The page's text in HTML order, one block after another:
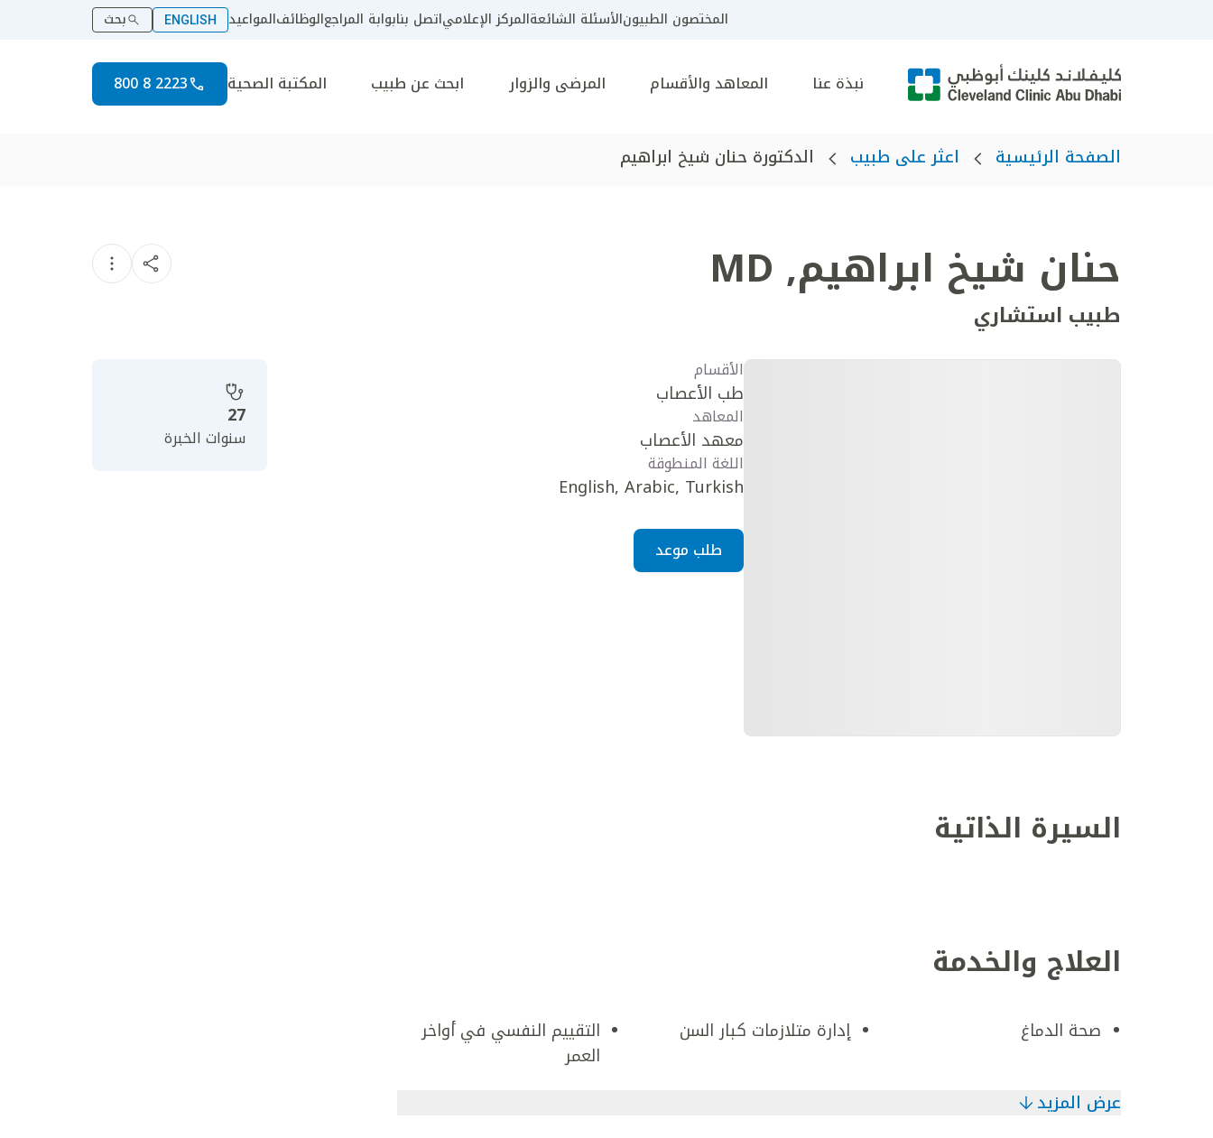
المختصون الطبيونالأسئلة الشائعةالمركز الإعلامياتصل بنابوابة المراجعالوظائفالمواعيد ENGLISH بحث
نبذة عنا المعاهد والأقسام المرضى والزوار ابحث عن طبيب المكتبة الصحية 2223 8 800
الصفحة الرئيسية اعثر على طبيب الدكتورة حنان شيخ ابراهيم
حنان شيخ ابراهيم,
MD
طبيب استشاري
الأقسام
طب الأعصاب
المعاهد
معهد الأعصاب
اللغة المنطوقة
English, Arabic, Turkish
طلب موعد
27
سنوات الخبرة
السيرة الذاتية
العلاج والخدمة
صحة الدماغ إدارة متلازمات كبار السن
التقييم النفسي في أواخر
العمر
عرض المزيد